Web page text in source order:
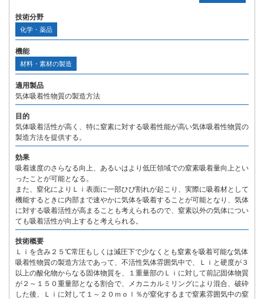
技術分野
化学・薬品
機能
材料・素材の製造
適用製品
気体吸着性物質の製造方法
目的
気体吸着活性が高く、特に窒素に対する吸着性能が高い気体吸着性物質の
製造方法を提供する。
効果
吸着速度のさらなる向上、あるいはより低圧領域での窒素吸着量向上とい
ったことが可能となる。
また、窒化によりＬｉ表面に一部ひび割れが起こり、実際に吸着材として
機能するときに内部まで速やかに気体を吸着することが可能となり、気体
に対する吸着活性が高まることも考えられるので、窒素以外の気体につい
ても吸着活性が向上すると考えられる。
技術概要
Ｌｉを含み２５℃常圧もしくは減圧下で少なくとも窒素を吸着可能な気体
吸着性物質の製造方法であって、不活性気体雰囲気中で、Ｌｉと硬度が３
以上の酸化物からなる固体物質を、１重量部のＬｉに対して前記固体物質
が２～１５０重量部となる割合で、メカニカルミリングにより混合、破砕
した後、Ｌｉに対して１～２０ｍｏｌ％が窒化するまで窒素雰囲気中の窒